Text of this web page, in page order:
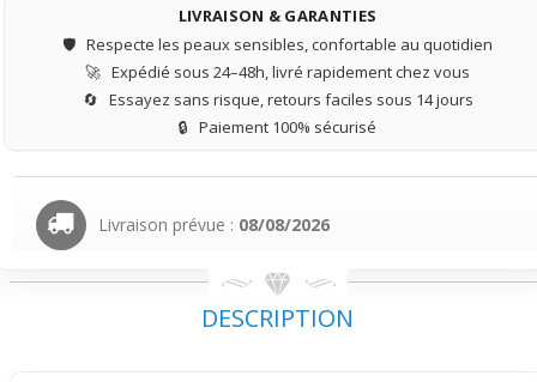
LIVRAISON & GARANTIES
🛡️ Respecte les peaux sensibles, confortable au quotidien
🚀 Expédié sous 24–48h, livré rapidement chez vous
🔄 Essayez sans risque, retours faciles sous 14 jours
🔒 Paiement 100% sécurisé
Livraison prévue : 08/08/2026
DESCRIPTION